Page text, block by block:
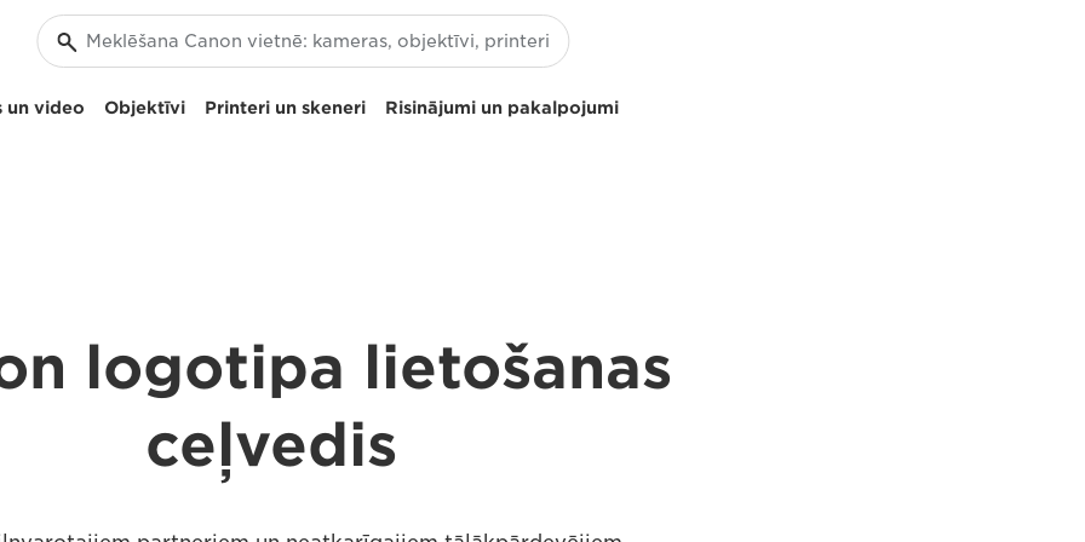
un video Objektīvi Printeri un skeneri Risinājumi un pakalpojumi
logotipa lietošanas
ceļvedis